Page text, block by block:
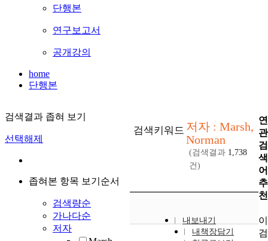
단행본
연구보고서
공개강의
home
단행본
검색결과 좁혀 보기
선택해제
좁혀본 항목 보기순서
검색량순
가나다순
저자
검색키워드 저자 : Marsh,
Norman
(검색결과 1,738
건)
내보내기
내책장담기
연
관
검
색
어
추
천
이
검